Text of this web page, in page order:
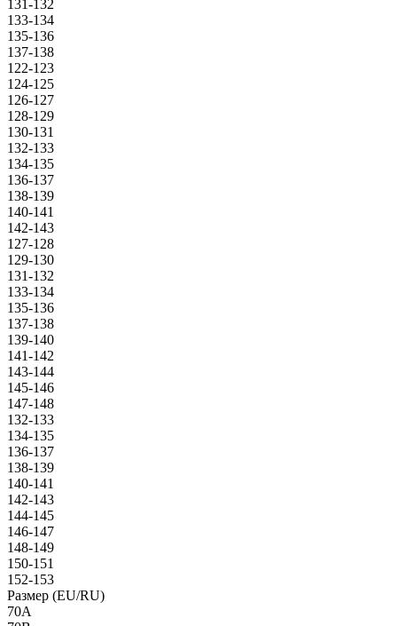
131-132
133-134
135-136
137-138
122-123
124-125
126-127
128-129
130-131
132-133
134-135
136-137
138-139
140-141
142-143
127-128
129-130
131-132
133-134
135-136
137-138
139-140
141-142
143-144
145-146
147-148
132-133
134-135
136-137
138-139
140-141
142-143
144-145
146-147
148-149
150-151
152-153
Размер (EU/RU)
70A